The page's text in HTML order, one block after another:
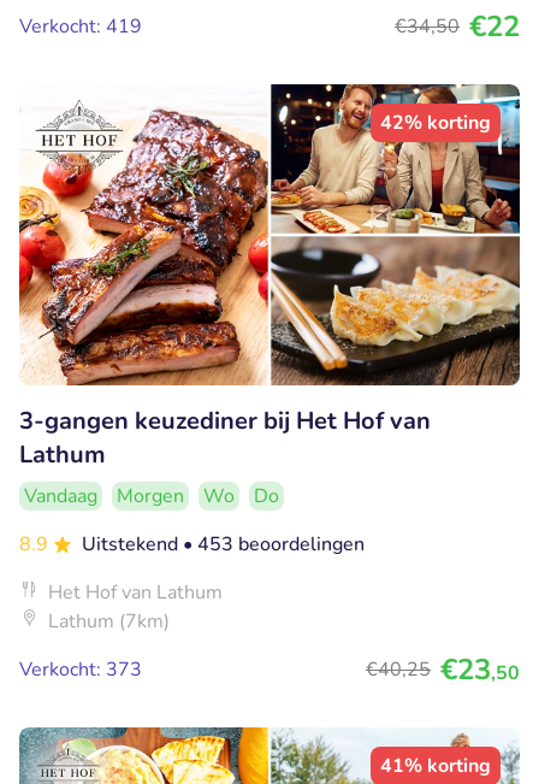
Verkocht: 419
€34,50 €22
42% korting
3-gangen keuzediner bij Het Hof van
Lathum
Vandaag Morgen Wo
Do
8.9
Uitstekend • 453 beoordelingen
Het Hof van Lathum
Lathum (7km)
Verkocht: 373
€40,25 €23,50
41% korting